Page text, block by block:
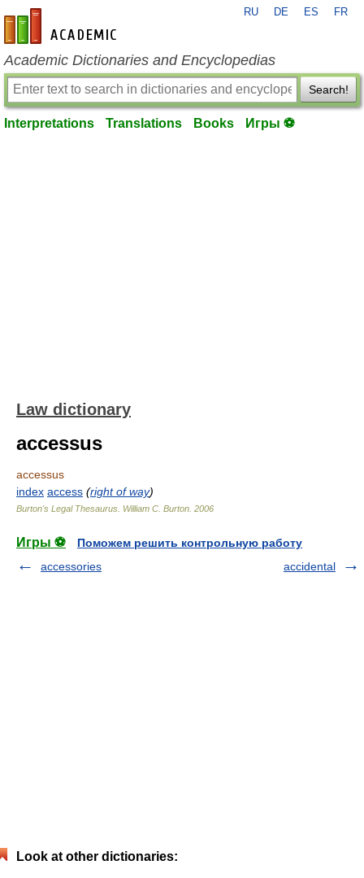
en-academic.com
RU DE ES FR
Academic Dictionaries and Encyclopedias
Search!
Interpretations Translations Books Игры ⚽
Law dictionary
accessus
accessus
index access (right of way)
Burton's Legal Thesaurus. William C. Burton 2006
Игры ⚽
Поможем решить контрольную работу
accessories
accidental
Look at other dictionaries: